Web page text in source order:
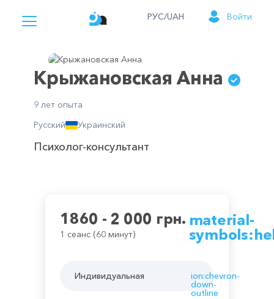
РУС/UAH Войти
Крыжановская Анна
9 лет опыта
Русский
Украинский
Психолог-консультант
1860 - 2 000 грн. material-
1 сеанс (60 минут)
Индивидуальная ion:chevron-
down-
outline